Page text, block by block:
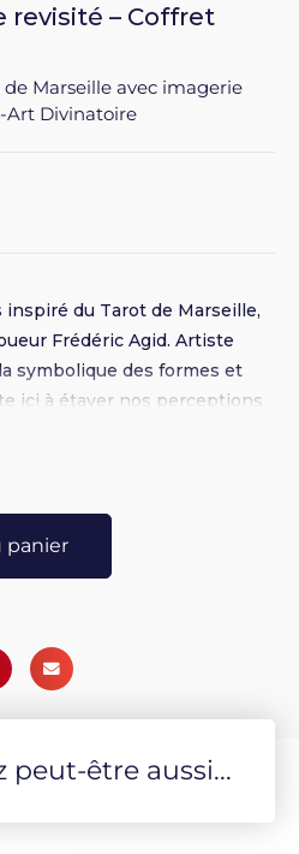
revisité – Coffret
de Marseille avec imagerie
Art Divinatoire
du Tarot de Marseille,
Frédéric Agid. Artiste
symbolique des formes et
ici à étayer nos perceptions
Tarot.Ce jeu s'accompagne
panier
peut-être aussi...